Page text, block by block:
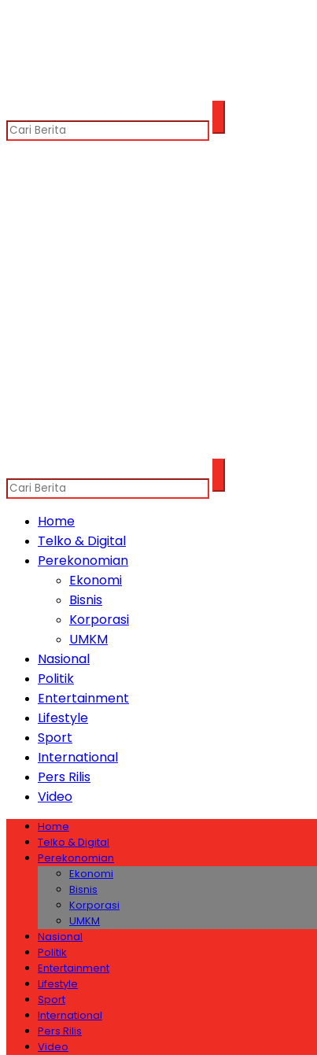
Home
Telko & Digital
Perekonomian
Ekonomi
Bisnis
Korporasi
UMKM
Nasional
Politik
Entertainment
Lifestyle
Sport
International
Pers Rilis
Video
Home
Telko & Digital
Perekonomian
Ekonomi
Bisnis
Korporasi
UMKM
Nasional
Politik
Entertainment
Lifestyle
Sport
International
Pers Rilis
Video